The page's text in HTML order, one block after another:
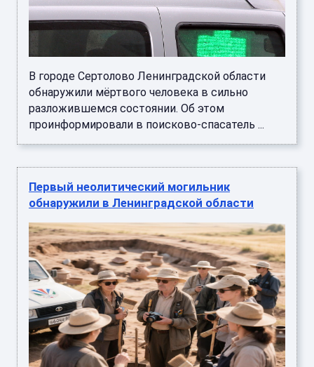
В городе Сертолово Ленинградской области
обнаружили мёртвого человека в сильно
разложившемся состоянии. Об этом
проинформировали в поисково-спасатель ...
Первый неолитический могильник
обнаружили в Ленинградской области